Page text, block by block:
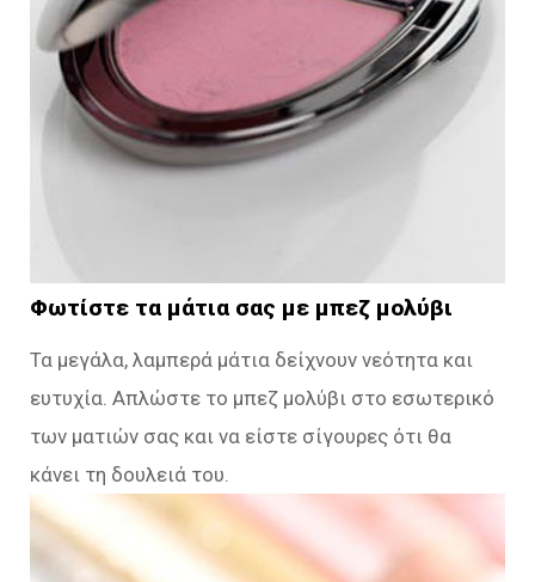
Φωτίστε τα μάτια σας με μπεζ μολύβι
Τα μεγάλα, λαμπερά μάτια δείχνουν νεότητα και
ευτυχία. Απλώστε το μπεζ μολύβι στο εσωτερικό
των ματιών σας και να είστε σίγουρες ότι θα
κάνει τη δουλειά του.